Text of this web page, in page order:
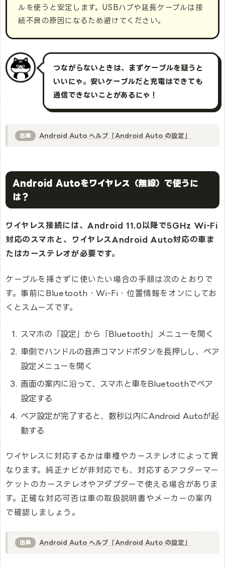
ルを使うと安定します。USBハブや延長ケーブルは接
続不良の原因になるため避けてください。
つながらないときは、まずケーブルを疑うと
いいにゃ。安いケーブルだと充電はできても
通信できないことがあるにゃ！
出典 Android Auto ヘルプ「Android Auto の設定」
Android Autoをワイヤレス（無線）で使うに
は？
ワイヤレス接続には、Android 11.0以降で5GHz Wi-Fi
対応のスマホと、ワイヤレスAndroid Auto対応の車ま
たはカーステレオが必要です。
ケーブルを挿さずに使いたい場合の手順は次のとおりで
す。事前にBluetooth・Wi-Fi・位置情報をオンにしてお
くとスムーズです。
スマホの「設定」から「Bluetooth」メニューを開く
車側でハンドルの音声コマンドボタンを長押しし、ペア
設定メニューを開く
画面の案内に沿って、スマホと車をBluetoothでペア
設定する
ペア設定が完了すると、数秒以内にAndroid Autoが起
動する
ワイヤレスに対応するかは車種やカーステレオによって異
なります。純正ナビが非対応でも、対応するアフターマー
ケットのカーステレオやアダプターで使える場合がありま
す。正確な対応可否は車の取扱説明書やメーカーの案内
で確認しましょう。
出典 Android Auto ヘルプ「Android Auto の設定」